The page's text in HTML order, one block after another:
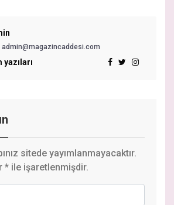
admin@magazincaddesi.com
yazıları
sitede yayımlanmayacaktır.
* ile işaretlenmişdir.